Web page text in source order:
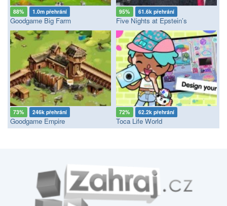
88% 1.0m přehrání
Goodgame Big Farm
95% 61.6k přehrání
Five Nights at Epstein’s
73% 246k přehrání
Goodgame Empire
72% 62.2k přehrání
Toca Life World